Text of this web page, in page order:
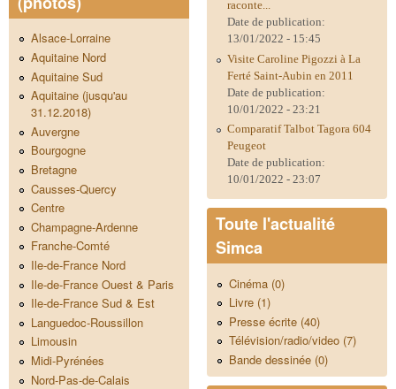
Alsace-Lorraine
Aquitaine Nord
Aquitaine Sud
Aquitaine (jusqu'au
31.12.2018)
Auvergne
Bourgogne
Bretagne
Causses-Quercy
Centre
Champagne-Ardenne
Franche-Comté
Ile-de-France Nord
Ile-de-France Ouest & Paris
Ile-de-France Sud & Est
Languedoc-Roussillon
Limousin
Midi-Pyrénées
Nord-Pas-de-Calais
raconte...
Date de publication:
13/01/2022 - 15:45
Visite Caroline Pigozzi à La
Ferté Saint-Aubin en 2011
Date de publication:
10/01/2022 - 23:21
Comparatif Talbot Tagora 604
Peugeot
Date de publication:
10/01/2022 - 23:07
Toute l'actualité
Simca
Cinéma (0)
Livre (1)
Presse écrite (40)
Télévision/radio/video (7)
Bande dessinée (0)